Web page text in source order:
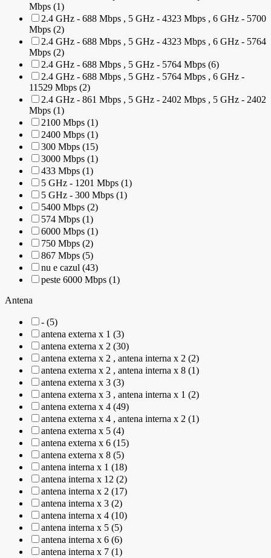
Mbps (1)
2.4 GHz - 688 Mbps , 5 GHz - 4323 Mbps , 6 GHz - 5700
Mbps (2)
2.4 GHz - 688 Mbps , 5 GHz - 4323 Mbps , 6 GHz - 5764
Mbps (2)
2.4 GHz - 688 Mbps , 5 GHz - 5764 Mbps (6)
2.4 GHz - 688 Mbps , 5 GHz - 5764 Mbps , 6 GHz -
11529 Mbps (2)
2.4 GHz - 861 Mbps , 5 GHz - 2402 Mbps , 5 GHz - 2402
Mbps (1)
2100 Mbps (1)
2400 Mbps (1)
300 Mbps (15)
3000 Mbps (1)
433 Mbps (1)
5 GHz - 1201 Mbps (1)
5 GHz - 300 Mbps (1)
5400 Mbps (2)
574 Mbps (1)
6000 Mbps (1)
750 Mbps (2)
867 Mbps (5)
nu e cazul (43)
peste 6000 Mbps (1)
Antena
- (5)
antena externa x 1 (3)
antena externa x 2 (30)
antena externa x 2 , antena interna x 2 (2)
antena externa x 2 , antena interna x 8 (1)
antena externa x 3 (3)
antena externa x 3 , antena interna x 1 (2)
antena externa x 4 (49)
antena externa x 4 , antena interna x 2 (1)
antena externa x 5 (4)
antena externa x 6 (15)
antena externa x 8 (5)
antena interna x 1 (18)
antena interna x 12 (2)
antena interna x 2 (17)
antena interna x 3 (2)
antena interna x 4 (10)
antena interna x 5 (5)
antena interna x 6 (6)
antena interna x 7 (1)